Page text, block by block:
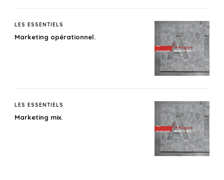
LES ESSENTIELS
Marketing opérationnel.
LES ESSENTIELS
Marketing mix.